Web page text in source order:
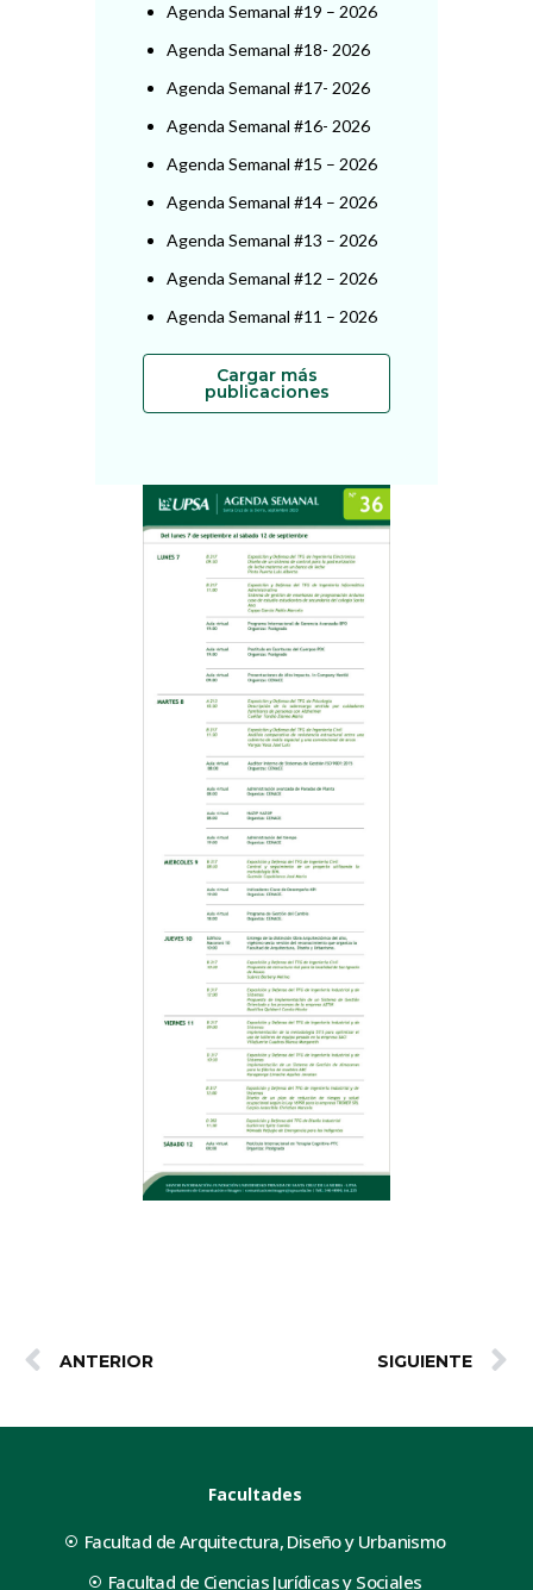
Agenda Semanal #19 – 2026
Agenda Semanal #18- 2026
Agenda Semanal #17- 2026
Agenda Semanal #16- 2026
Agenda Semanal #15 – 2026
Agenda Semanal #14 – 2026
Agenda Semanal #13 – 2026
Agenda Semanal #12 – 2026
Agenda Semanal #11 – 2026
Cargar más
publicaciones
ANTERIOR SIGUIENTE
Facultades
Facultad de Arquitectura, Diseño y Urbanismo
Facultad de Ciencias Jurídicas y Sociales